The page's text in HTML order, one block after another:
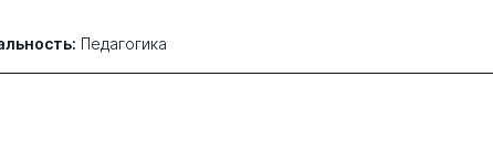
Педагогика